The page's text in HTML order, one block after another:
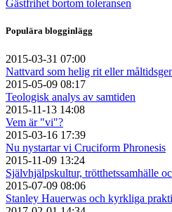
Gästfrihet bortom toleransen
Populära blogginlägg
2015-03-31 07:00
Nattvard som helig rit eller
2015-05-09 08:17
Teologisk analys av samtiden
2015-11-13 14:08
Vem är "vi"?
2015-03-16 17:39
Nu nystartar vi Cruciform Phronesis
2015-11-09 13:24
Självhjälpskultur, trötthetssamhälle
2015-07-09 08:06
Stanley Hauerwas och kyrkliga